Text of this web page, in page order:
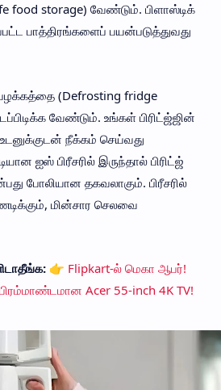
food storage) வேண்டும். பிளாஸ்டிக்
பாத்திரங்களைப் பயன்படுத்துவது
பழக்கத்தை (Defrosting fridge
வேண்டும். உங்கள் பிரிட்ஜ்ஜின்
உடனுக்குடன் நீக்கம் செய்வது
ஐஸ் பிரீசரில் இருந்தால் பிரிட்ஜ்
போலியான தகவலாகும். பிரீசரில்
மின்சார செலவை
👉 Flipkart-ல் மெகா ஆபர்!
பிரம்மாண்டமான Acer 55-inch 4K TV!